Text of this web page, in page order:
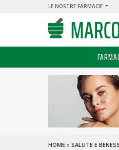
LE NOSTRE FARMACIE
HOME» SALUTE E